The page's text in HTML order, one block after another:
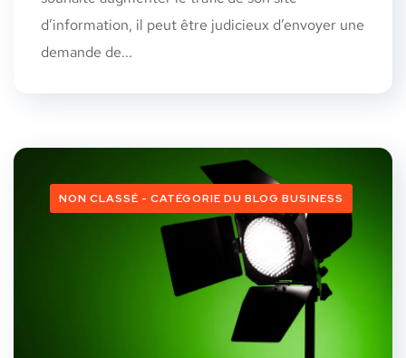
d’information, il peut être judicieux d’envoyer une
demande de...
NON CLASSÉ - CATÉGORIE DU BLOG BUSINESS